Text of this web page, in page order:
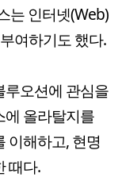
는 인터넷(Web)
여하기도 했다.
루오션에 관심을
에 올라탈지를
이해하고, 현명
때다.